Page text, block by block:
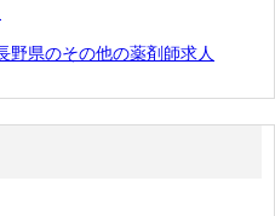
野県のその他の薬剤師求人